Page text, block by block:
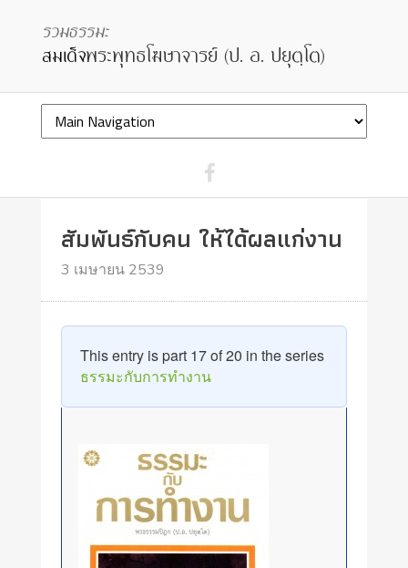
สัมพันธ์กับคน ให้ได้ผลแก่งาน
3 เมษายน 2539
This entry is part 17 of 20 in the series
ธรรมะกับการทำงาน